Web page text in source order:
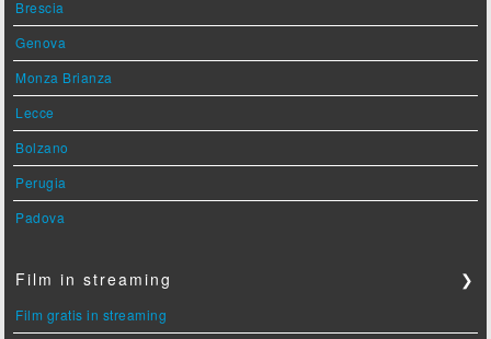
Brescia
Genova
Monza Brianza
Lecce
Bolzano
Perugia
Padova
Film in streaming ❯
Film gratis in streaming